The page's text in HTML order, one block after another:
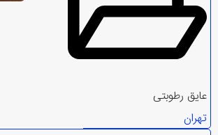
عایق رطوبتی
تهران